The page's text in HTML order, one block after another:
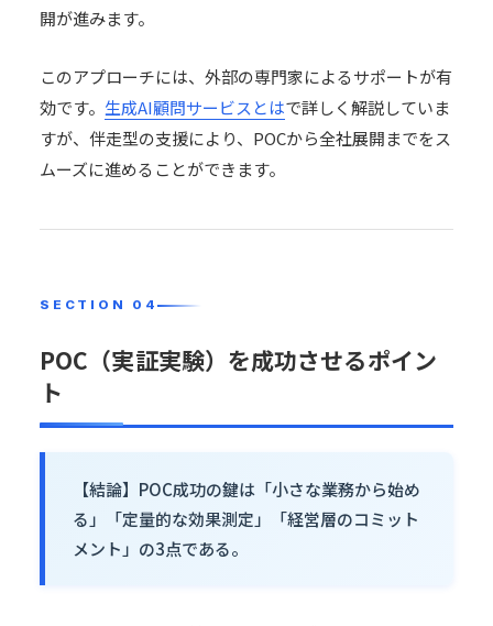
開が進みます。
このアプローチには、外部の専門家によるサポートが有
効です。 生成AI顧問サービスとはで詳しく解説していま
すが、伴走型の支援により、POCから全社展開までをス
ムーズに進めることができます。
POC（実証実験）を成功させるポイン
ト
【結論】POC成功の鍵は「小さな業務から始め
る」「定量的な効果測定」「経営層のコミット
メント」の3点である。